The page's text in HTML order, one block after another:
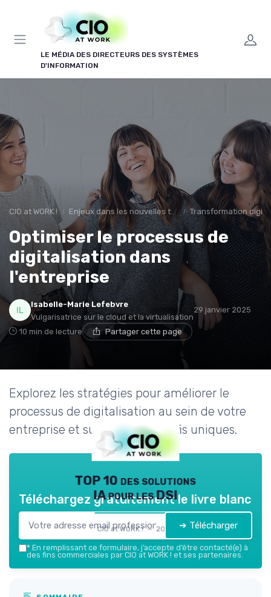
LE MÉDIA DES DIRECTEURS DES SYSTÈMES
D'INFORMATION
CIO at WORK ! Enjeux dans les nouvelles technologies Transformation
Optimiser le processus de
digitalisation dans
l'entreprise
Isabelle-Marie Lefebvre
Vulgarisatrice sur le cloud et la virtualisation
29 janvier 2025
10 min de lecture Partager cette page
Explorez les stratégies pour améliorer le
processus de digitalisation au sein de votre
entreprise et surmonter les défis uniques.
TOP 10 des solutions
IA pour les DSI
CIO at WORK ! — 2026
Téléchargez gratuitement le livre blanc
➔ Télécharger
* En remplissant ce formulaire, j’accepte d’être contacté(e) à
des fins commerciales par CIO at WORK ! et ses partenaires.